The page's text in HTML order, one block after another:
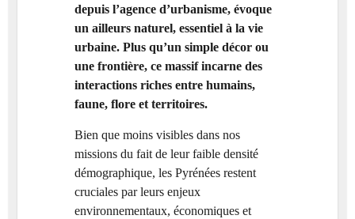
depuis l’agence d’urbanisme, évoque
un ailleurs naturel, essentiel à la vie
urbaine. Plus qu’un simple décor ou
une frontière, ce massif incarne des
interactions riches entre humains,
faune, flore et territoires.
Bien que moins visibles dans nos
missions du fait de leur faible densité
démographique, les Pyrénées restent
cruciales par leurs enjeux
environnementaux, économiques et